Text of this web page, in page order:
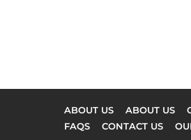
ABOUT US ABOUT US
FAQS
CONTACT US